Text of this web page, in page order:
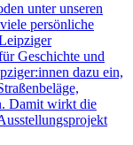
unter unseren
persönliche
Geschichte und
dazu ein,
Damit wirkt die